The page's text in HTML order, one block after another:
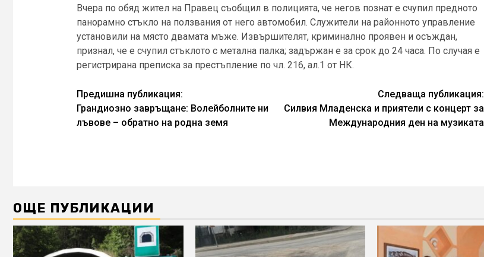
Вчера по обяд жител на Правец съобщил в полицията, че негов познат е счупил предното
панорамно стъкло на ползвания от него автомобил. Служители на районното управление
установили на място двамата мъже. Извършителят, криминално проявен и осъждан,
признал, че е счупил стъклото с метална палка; задържан е за срок до 24 часа. По случая е
регистрирана преписка за престъпление по чл. 216, ал.1 от НК.
Continue
Reading
Предишна публикация:
Грандиозно завръщане: Волейболните ни
лъвове – обратно на родна земя
Следваща публикация:
Силвия Младенска и приятели с концерт за
Международния ден на музиката
ОЩЕ ПУБЛИКАЦИИ